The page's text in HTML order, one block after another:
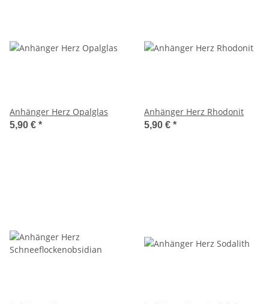
Anhänger Herz Opalglas
5,90 € *
Anhänger Herz Rhodonit
5,90 € *